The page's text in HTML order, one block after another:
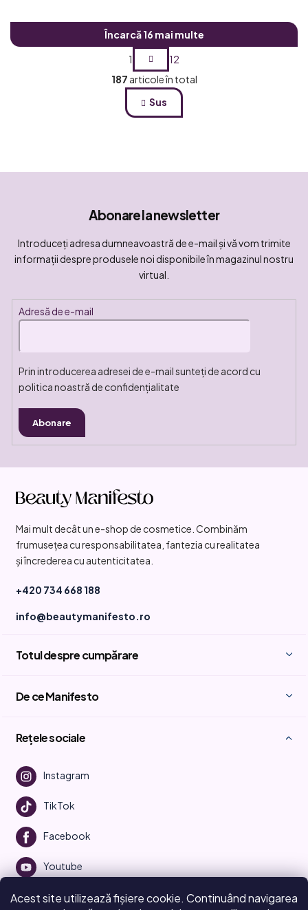
Acest site utilizează fișiere cookie. Continuând navigarea
C
o
n
t
l
s
t
ă
i
l
Încarcă 16 mai multe
P
a
g
i
1
12
187 articole în total
Sus
Abonare la newsletter
Introduceţi adresa dumneavoastră de e-mail şi vă vom trimite
informaţii despre produsele noi disponibile în magazinul nostru
virtual.
Adresă de e-mail
Prin introducerea adresei de e-mail sunteți de acord cu
politica noastră de confidențialitate
Abonare
Mai mult decât un e-shop de cosmetice. Combinăm
frumusețea cu responsabilitatea, fantezia cu realitatea
și încrederea cu autenticitatea.
+420 734 668 188
info@beautymanifesto.ro
Totul despre cumpărare
De ce Manifesto
Rețele sociale
Instagram
TikTok
Facebook
Youtube